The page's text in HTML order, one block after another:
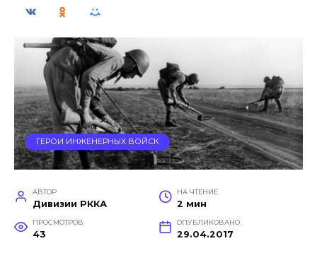
ГЕРОИ ИНЖЕНЕРНЫХ ВОЙСК
АВТОР
Дивизии РККА
НА ЧТЕНИЕ
2 мин
ПРОСМОТРОВ
43
ОПУБЛИКОВАНО
29.04.2017